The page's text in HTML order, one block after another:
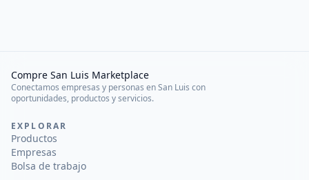
Compre San Luis Marketplace
Conectamos empresas y personas en San Luis con
oportunidades, productos y servicios.
EXPLORAR
Productos
Empresas
Bolsa de trabajo